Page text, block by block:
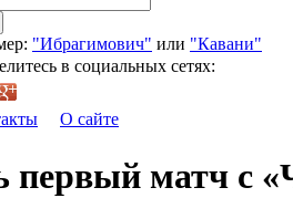
"Ибрагимович" или "Кавани"
в социальных сетях:
О сайте
первый матч с